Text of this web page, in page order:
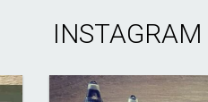
INSTAGRAM